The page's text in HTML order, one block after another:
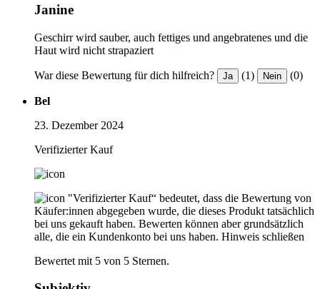
Janine
Geschirr wird sauber, auch fettiges und angebratenes und die
Haut wird nicht strapaziert
War diese Bewertung für dich hilfreich? Ja (1) Nein (0)
Bel
23. Dezember 2024
Verifizierter Kauf
"Verifizierter Kauf“ bedeutet, dass die Bewertung von
Käufer:innen abgegeben wurde, die dieses Produkt tatsächlich
bei uns gekauft haben. Bewerten können aber grundsätzlich
alle, die ein Kundenkonto bei uns haben. Hinweis schließen
Bewertet mit 5 von 5 Sternen.